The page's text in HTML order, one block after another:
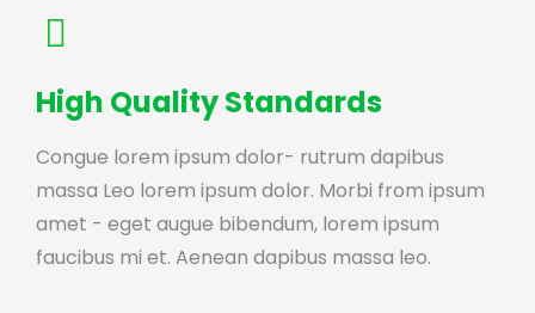
High Quality Standards
Congue lorem ipsum dolor- rutrum dapibus
massa Leo lorem ipsum dolor. Morbi from ipsum
amet - eget augue bibendum, lorem ipsum
faucibus mi et. Aenean dapibus massa leo.